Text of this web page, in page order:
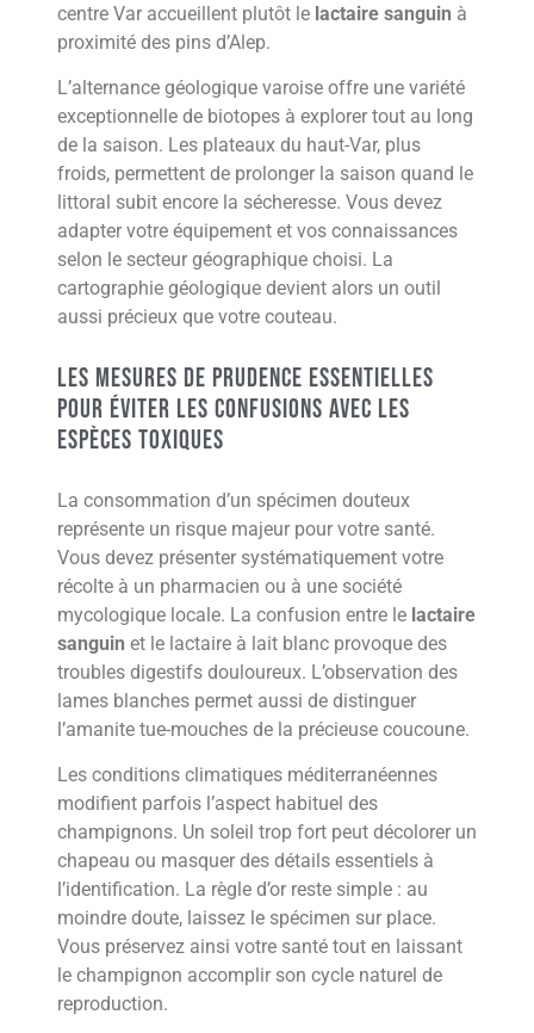
centre Var accueillent plutôt le lactaire sanguin à
proximité des pins d’Alep.
L’alternance géologique varoise offre une variété
exceptionnelle de biotopes à explorer tout au long
de la saison. Les plateaux du haut-Var, plus
froids, permettent de prolonger la saison quand le
littoral subit encore la sécheresse. Vous devez
adapter votre équipement et vos connaissances
selon le secteur géographique choisi. La
cartographie géologique devient alors un outil
aussi précieux que votre couteau.
Les mesures de prudence essentielles
pour éviter les confusions avec les
espèces toxiques
La consommation d’un spécimen douteux
représente un risque majeur pour votre santé.
Vous devez présenter systématiquement votre
récolte à un pharmacien ou à une société
mycologique locale. La confusion entre le lactaire
sanguin et le lactaire à lait blanc provoque des
troubles digestifs douloureux. L’observation des
lames blanches permet aussi de distinguer
l’amanite tue-mouches de la précieuse coucoune.
Les conditions climatiques méditerranéennes
modifient parfois l’aspect habituel des
champignons. Un soleil trop fort peut décolorer un
chapeau ou masquer des détails essentiels à
l’identification. La règle d’or reste simple : au
moindre doute, laissez le spécimen sur place.
Vous préservez ainsi votre santé tout en laissant
le champignon accomplir son cycle naturel de
reproduction.